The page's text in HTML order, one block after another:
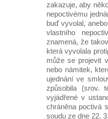
zakazuje, aby
nepoctivému
buď vyvolal,
vlastního
znamená, že
která vyvolala
může se projevit
nebo námitek,
ujednání ve
způsobila (srov.
vyjádřené v
chráněna poctivá
soudu ze dne 22.